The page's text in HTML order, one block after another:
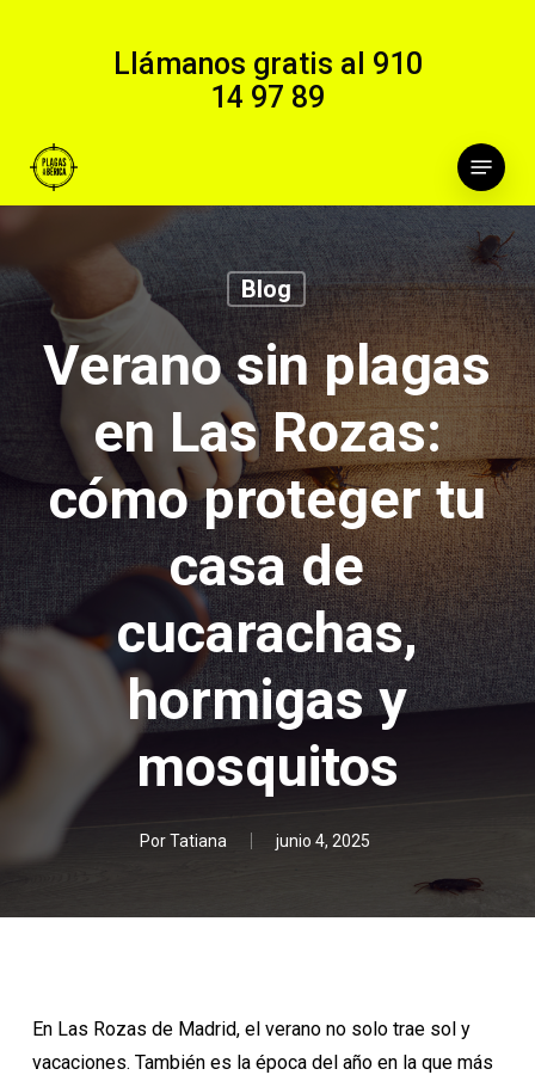
Llámanos gratis al 910
14 97 89
Menu
Blog
Verano sin plagas
en Las Rozas:
cómo proteger tu
casa de
cucarachas,
hormigas y
mosquitos
Por Tatiana junio 4, 2025
En Las Rozas de Madrid, el verano no solo trae sol y
vacaciones. También es la época del año en la que más